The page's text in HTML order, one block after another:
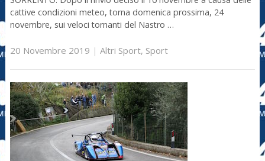
cattive condizioni meteo, torna domenica prossima, 24
novembre, sui veloci tornanti del Nastro …
20 Novembre 2019 | Altri Sport, Sport